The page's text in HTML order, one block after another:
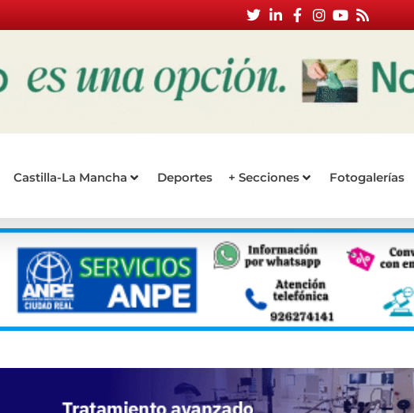
Castilla-La Mancha Deportes + Secciones Fotogalerías